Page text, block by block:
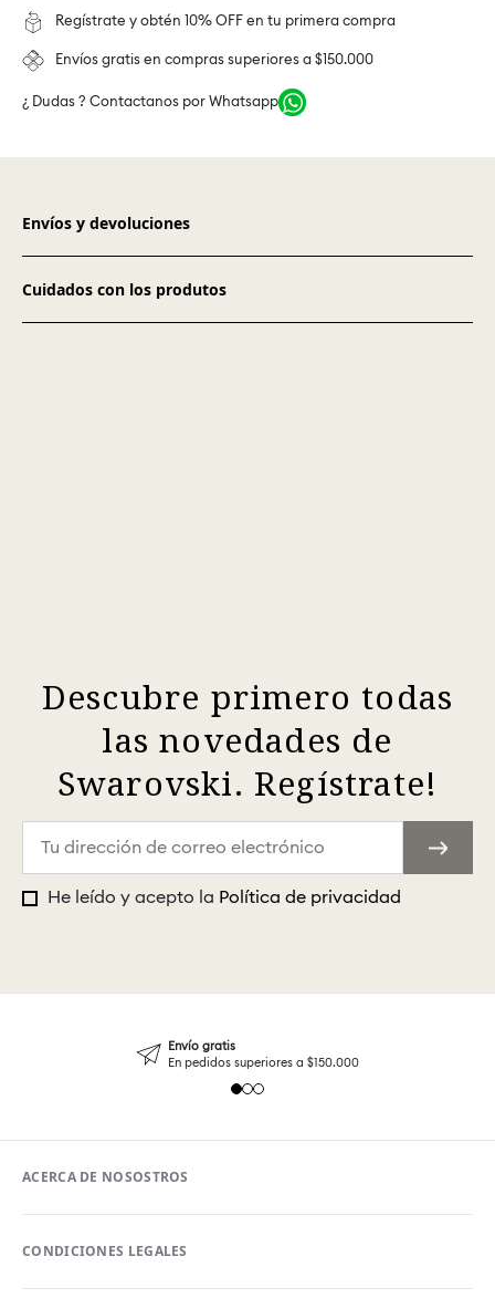
Regístrate y obtén 10% OFF en tu primera compra
Envíos gratis en compras superiores a $150.000
¿ Dudas ? Contactanos por Whatsapp
Envíos y devoluciones
Cuidados con los produtos
Descubre primero todas
las novedades de
Swarovski. Regístrate!
He leído y acepto la Política de privacidad
Envío gratis
En pedidos superiores a $150.000
ACERCA DE NOSOSTROS
CONDICIONES LEGALES